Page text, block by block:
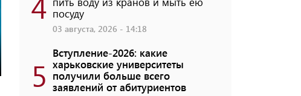
посуду
03 августа, 2026 - 14:18
5
Вступление-2026: какие
харьковские университеты
получили больше всего
заявлений от абитуриентов